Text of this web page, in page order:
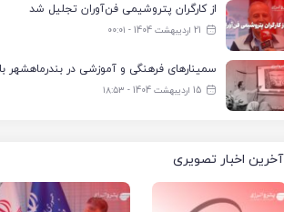
از کارگران پتروشیمی فن‌آوران تجلیل شد
21 اردیبهشت 1404 - ۰۰:۰۱
15 اردیبهشت 1404 - ۱۸:۵۳
آخرین اخبار تصویری